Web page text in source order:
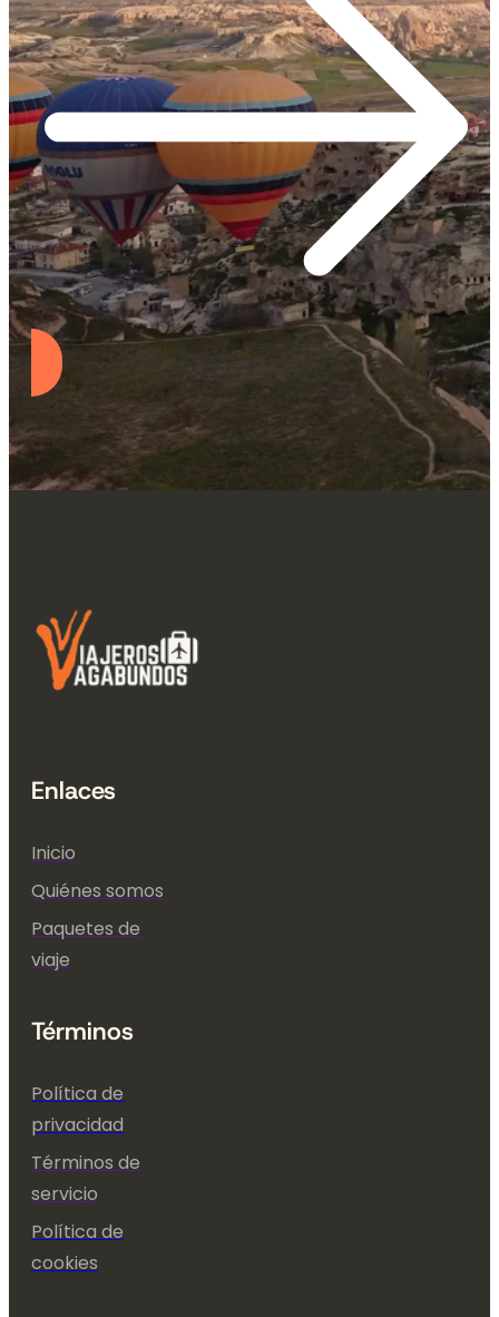
Enlaces
Inicio
Quiénes somos
Paquetes de
viaje
Términos
Política de
privacidad
Términos de
servicio
Política de
cookies